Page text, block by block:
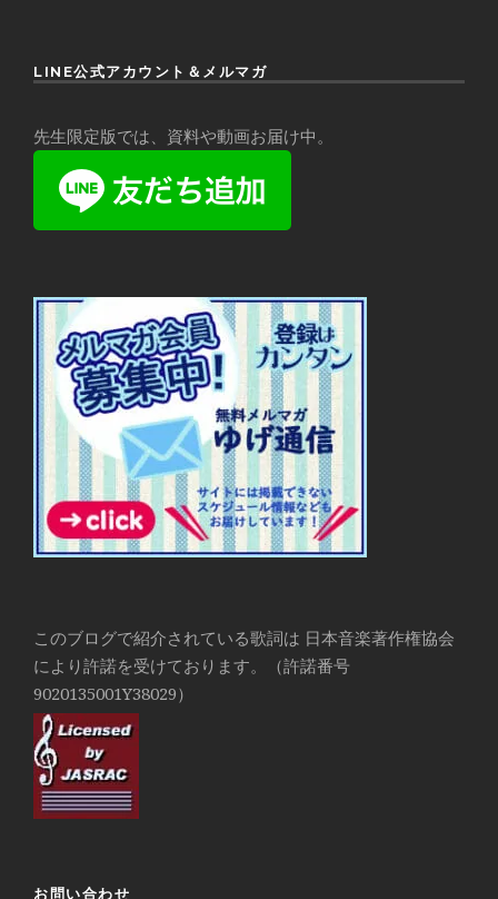
LINE公式アカウント＆メルマガ
先生限定版では、資料や動画お届け中。
このブログで紹介されている歌詞は 日本音楽著作権協会
により許諾を受けております。（許諾番号
9020135001Y38029）
お問い合わせ